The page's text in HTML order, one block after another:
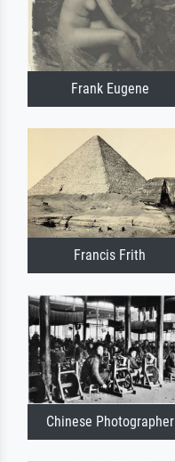
Frank Eugene
Francis Frith
Chinese Photographer